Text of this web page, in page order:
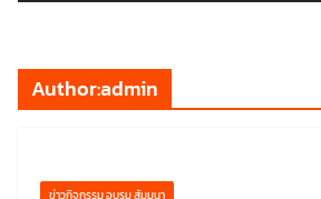
Author:admin
ข่าวกิจกรรม อบรม สัมมนา